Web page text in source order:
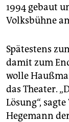
1994 gebaut
Volksbühne
Spätestens
damit zum
wolle
das Theater.
Lösung“,
Hegemann